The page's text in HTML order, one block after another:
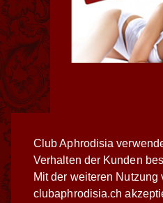
Club Aphrodisia
Verhalten der Kunden
Mit der weiteren Nutzung
clubaphrodisia.ch